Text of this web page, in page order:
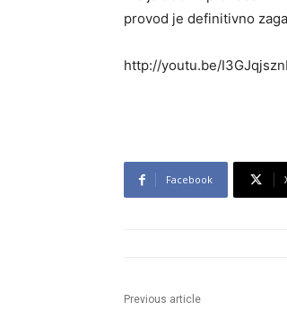
provod je definitivno
http://youtu.be/
Facebook
Previous article